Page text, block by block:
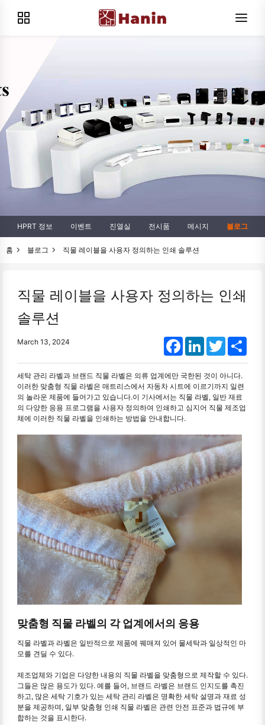
HPRT 정보 이벤트 진열실 전시품 메시지 블로그
홈 블로그 직물 레이블을 사용자 정의하는 인쇄 솔루션
직물 레이블을 사용자 정의하는 인쇄
솔루션
March 13, 2024 FacebookLinkedInTwitter
세탁 관리 라벨과 브랜드 직물 라벨은 의류 업계에만 국한된 것이 아니다.
이러한 맞춤형 직물 라벨은 매트리스에서 자동차 시트에 이르기까지 일련
의 놀라운 제품에 들어가고 있습니다.이 기사에서는 직물 라벨, 일반 재료
의 다양한 응용 프로그램을 사용자 정의하여 인쇄하고 심지어 직물 제조업
체에 이러한 직물 라벨을 인쇄하는 방법을 안내합니다.
맞춤형 직물 라벨의 각 업계에서의 응용
직물 라벨과 라벨은 일반적으로 제품에 꿰매져 있어 물세탁과 일상적인 마
모를 견딜 수 있다.
제조업체와 기업은 다양한 내용의 직물 라벨을 맞춤형으로 제작할 수 있다.
그들은 많은 용도가 있다. 예를 들어, 브랜드 라벨은 브랜드 인지도를 촉진
하고, 많은 세탁 기호가 있는 세탁 관리 라벨은 명확한 세탁 설명과 재료 성
분을 제공하며, 일부 맞춤형 인쇄 직물 라벨은 관련 안전 표준과 법규에 부
합하는 것을 표시한다.